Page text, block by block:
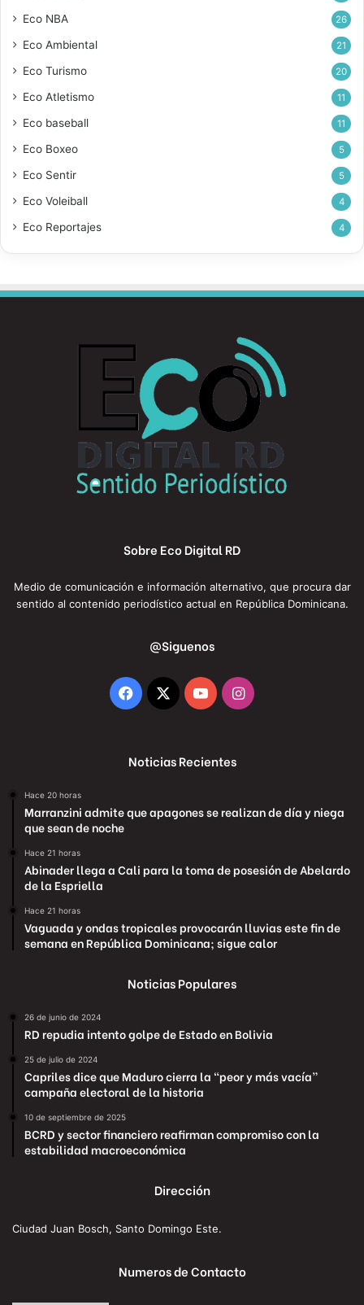
Eco NBA 26
Eco Ambiental 21
Eco Turismo 20
Eco Atletismo 11
Eco baseball 11
Eco Boxeo 5
Eco Sentir 5
Eco Voleiball 4
Eco Reportajes 4
Sobre Eco Digital RD
Medio de comunicación e información alternativo, que procura dar
sentido al contenido periodístico actual en República Dominicana.
@Siguenos
Facebook
X YouTubeInstagram
Noticias Recientes
Hace 20 horas
Marranzini admite que apagones se realizan de día y niega
que sean de noche
Hace 21 horas
Abinader llega a Cali para la toma de posesión de Abelardo
de la Espriella
Hace 21 horas
Vaguada y ondas tropicales provocarán lluvias este fin de
semana en República Dominicana; sigue calor
Noticias Populares
26 de junio de 2024
RD repudia intento golpe de Estado en Bolivia
25 de julio de 2024
Capriles dice que Maduro cierra la “peor y más vacía”
campaña electoral de la historia
10 de septiembre de 2025
BCRD y sector financiero reafirman compromiso con la
estabilidad macroeconómica
Dirección
Ciudad Juan Bosch, Santo Domingo Este.
Numeros de Contacto